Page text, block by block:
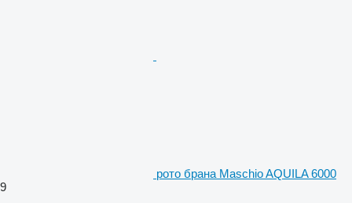
рото брана Maschio AQUILA 6000
9